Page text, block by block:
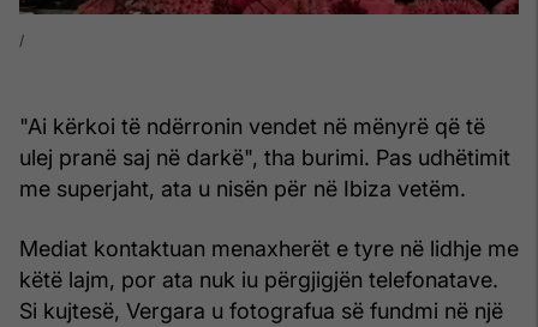
"Ai kërkoi të ndërronin vendet në mënyrë që të
ulej pranë saj në darkë", tha burimi. Pas udhëtimit
me superjaht, ata u nisën për në Ibiza vetëm.
Mediat kontaktuan menaxherët e tyre në lidhje me
këtë lajm, por ata nuk iu përgjigjën telefonatave.
Si kujtesë, Vergara u fotografua së fundmi në një